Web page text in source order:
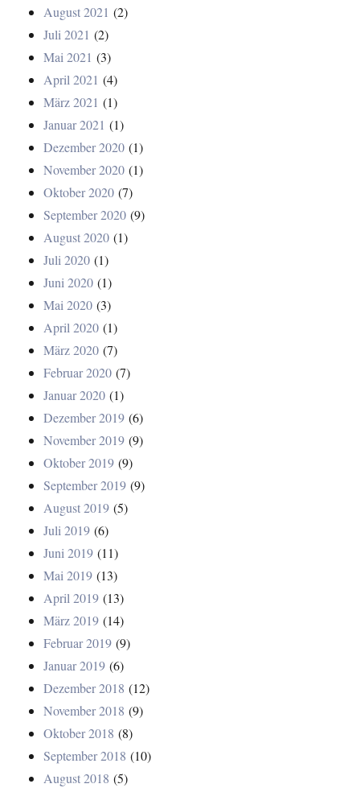
August 2021 (2)
Juli 2021 (2)
Mai 2021 (3)
April 2021 (4)
März 2021 (1)
Januar 2021 (1)
Dezember 2020 (1)
November 2020 (1)
Oktober 2020 (7)
September 2020 (9)
August 2020 (1)
Juli 2020 (1)
Juni 2020 (1)
Mai 2020 (3)
April 2020 (1)
März 2020 (7)
Februar 2020 (7)
Januar 2020 (1)
Dezember 2019 (6)
November 2019 (9)
Oktober 2019 (9)
September 2019 (9)
August 2019 (5)
Juli 2019 (6)
Juni 2019 (11)
Mai 2019 (13)
April 2019 (13)
März 2019 (14)
Februar 2019 (9)
Januar 2019 (6)
Dezember 2018 (12)
November 2018 (9)
Oktober 2018 (8)
September 2018 (10)
August 2018 (5)